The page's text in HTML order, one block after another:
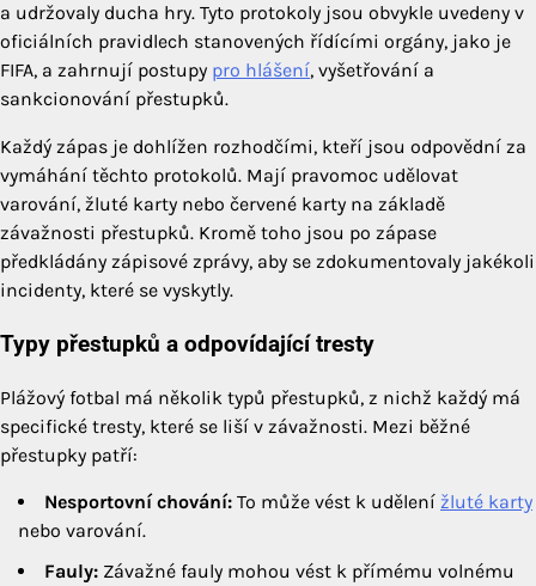
a udržovaly ducha hry. Tyto protokoly jsou obvykle uvedeny v
oficiálních pravidlech stanovených řídícími orgány, jako je
FIFA, a zahrnují postupy pro hlášení, vyšetřování a
sankcionování přestupků.
Každý zápas je dohlížen rozhodčími, kteří jsou odpovědní za
vymáhání těchto protokolů. Mají pravomoc udělovat
varování, žluté karty nebo červené karty na základě
závažnosti přestupků. Kromě toho jsou po zápase
předkládány zápisové zprávy, aby se zdokumentovaly jakékoli
incidenty, které se vyskytly.
Typy přestupků a odpovídající tresty
Plážový fotbal má několik typů přestupků, z nichž každý má
specifické tresty, které se liší v závažnosti. Mezi běžné
přestupky patří:
Nesportovní chování: To může vést k udělení žluté karty
nebo varování.
Fauly: Závažné fauly mohou vést k přímému volnému